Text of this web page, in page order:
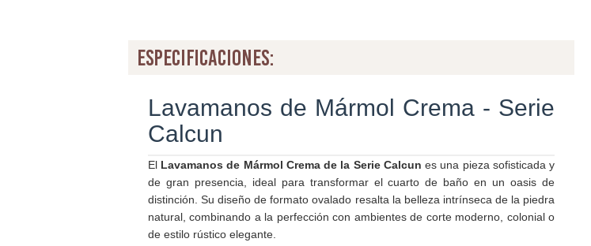
especificaciones:
Lavamanos de Mármol Crema - Serie
Calcun
El Lavamanos de Mármol Crema de la Serie Calcun es una pieza sofisticada y
de gran presencia, ideal para transformar el cuarto de baño en un oasis de
distinción. Su diseño de formato ovalado resalta la belleza intrínseca de la piedra
natural, combinando a la perfección con ambientes de corte moderno, colonial o
de estilo rústico elegante.